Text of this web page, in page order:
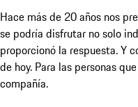
Hace más de 20 años nos
se podría disfrutar no solo
proporcionó la respuesta. Y
de hoy. Para las personas
compañía.